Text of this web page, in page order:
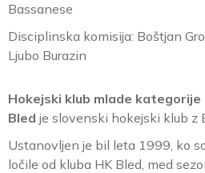
Bassanese
Disciplinska komisija: Boštjan
Ljubo Burazin
Hokejski klub mlade kategorije
Bled je slovenski hokejski klub z
Ustanovljen je bil leta 1999, ko
ločile od kluba HK Bled, med